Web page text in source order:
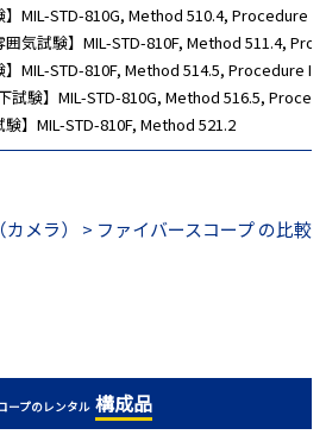
】MIL-STD-810G, Method 510.4, Procedure
囲気試験】MIL-STD-810F, Method 511.4,
】MIL-STD-810F, Method 514.5, Procedure I
下試験】MIL-STD-810G, Method 516.5,
験】MIL-STD-810F, Method 521.2
メラ） > ファイバースコープの比較
ープのレンタル 構成品